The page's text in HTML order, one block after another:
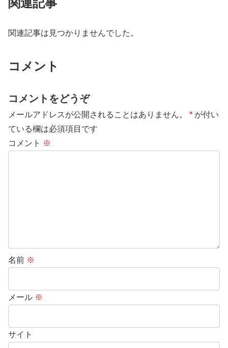
関連記事は見つかりませんでした。
コメント
コメントをどうぞ
メールアドレスが公開されることはありません。 * が付い
ている欄は必須項目です
コメント ※
名前 ※
メール ※
サイト